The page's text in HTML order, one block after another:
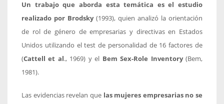
Un trabajo que aborda esta temática es el estudio
realizado por Brodsky(1993), quien analizó la orientación
de rol de género de empresarias y directivas en Estados
Unidos utilizando el test de personalidad de 16 factores de
(Cattell et al., 1969) y el Bem Sex-Role Inventory(Bem,
1981).
Las evidencias revelan quelas mujeres empresarias no se